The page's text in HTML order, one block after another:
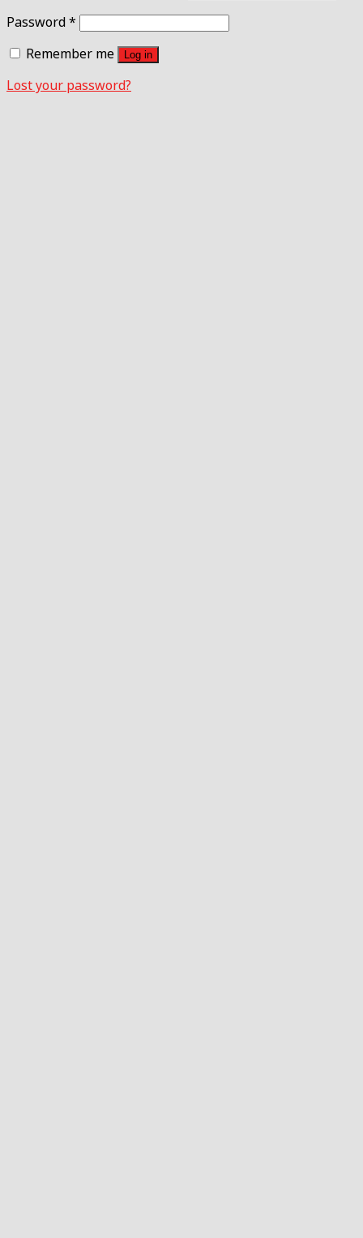
Password*
Remember me
Log in
Lost your password?